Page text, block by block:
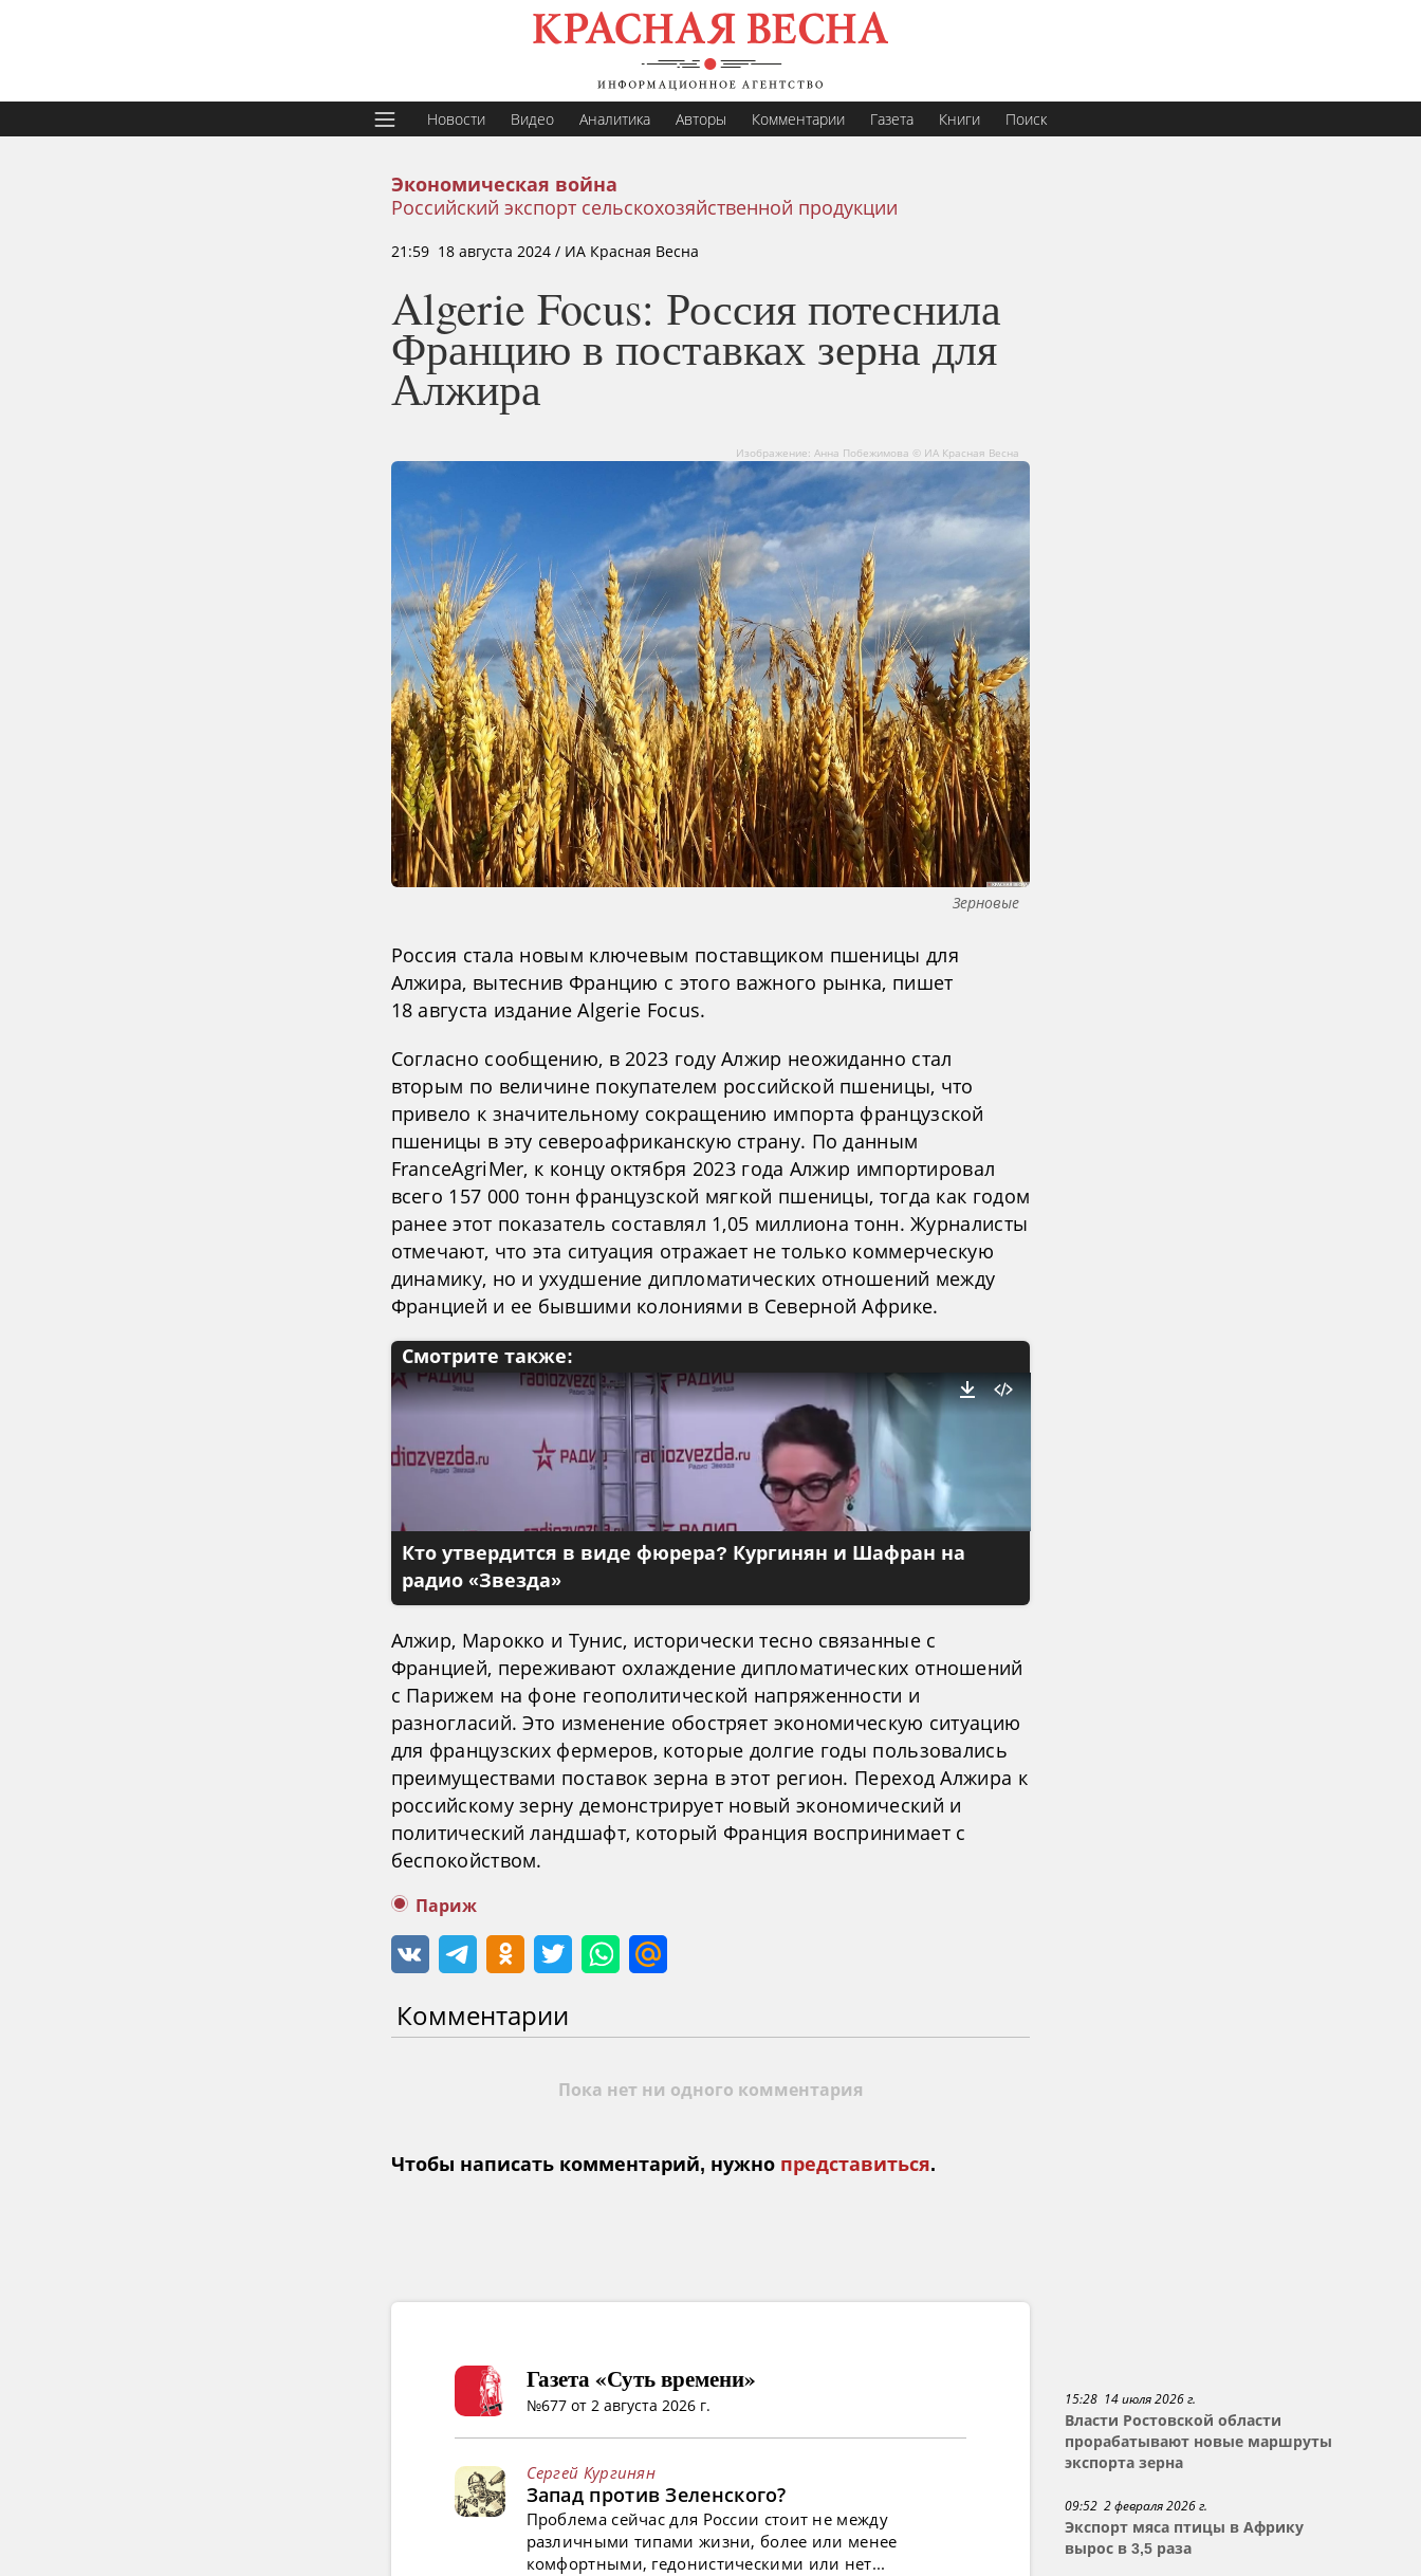
Новости Видео Аналитика Авторы Комментарии Газета Книги Поиск
Экономическая война
Российский экспорт сельскохозяйственной продукции
21:59 18 августа 2024 / ИА Красная Весна
Algerie Focus: Россия потеснила
Францию в поставках зерна для
Алжира
Изображение: Анна Побежимова © ИА Красная Весна
Зерновые
Россия стала новым ключевым поставщиком пшеницы для
Алжира, вытеснив Францию с этого важного рынка, пишет
18 августа издание Algerie Focus.
Согласно сообщению, в 2023 году Алжир неожиданно стал
вторым по величине покупателем российской пшеницы, что
привело к значительному сокращению импорта французской
пшеницы в эту североафриканскую страну. По данным
FranceAgriMer, к концу октября 2023 года Алжир импортировал
всего 157 000 тонн французской мягкой пшеницы, тогда как годом
ранее этот показатель составлял 1,05 миллиона тонн. Журналисты
отмечают, что эта ситуация отражает не только коммерческую
динамику, но и ухудшение дипломатических отношений между
Францией и ее бывшими колониями в Северной Африке.
Смотрите также:
Кто утвердится в виде фюрера? Кургинян и Шафран на
радио «Звезда»
Алжир, Марокко и Тунис, исторически тесно связанные с
Францией, переживают охлаждение дипломатических отношений
с Парижем на фоне геополитической напряженности и
разногласий. Это изменение обостряет экономическую ситуацию
для французских фермеров, которые долгие годы пользовались
преимуществами поставок зерна в этот регион. Переход Алжира к
российскому зерну демонстрирует новый экономический и
политический ландшафт, который Франция воспринимает с
беспокойством.
Париж
Комментарии
Пока нет ни одного комментария
Чтобы написать комментарий, нужно представиться.
15:28 14 июля 2026 г.
Власти Ростовской области
прорабатывают новые маршруты
экспорта зерна
09:52 2 февраля 2026 г.
Экспорт мяса птицы в Африку
вырос в 3,5 раза
Газета «Суть времени»
№677 от 2 августа 2026 г.
Сергей Кургинян
Запад против Зеленского?
Проблема сейчас для России стоит не между
различными типами жизни, более или менее
комфортными, гедонистическими или нет...